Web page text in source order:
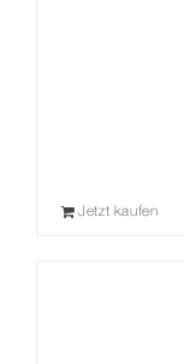
Jetzt kaufen